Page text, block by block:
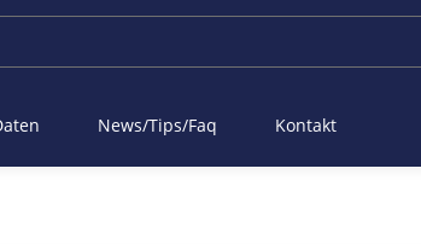
News/Tips/Faq Kontakt